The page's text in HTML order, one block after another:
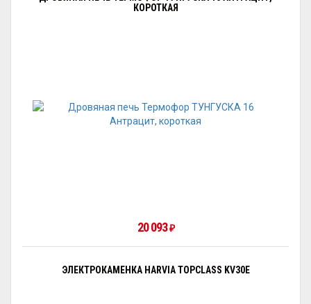
КОРОТКАЯ
20 093₽
ЭЛЕКТРОКАМЕНКА HARVIA TOPCLASS KV30E